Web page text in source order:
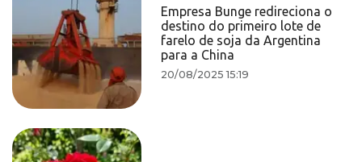
Empresa Bunge redireciona o
destino do primeiro lote de
farelo de soja da Argentina
para a China
20/08/2025 15:19